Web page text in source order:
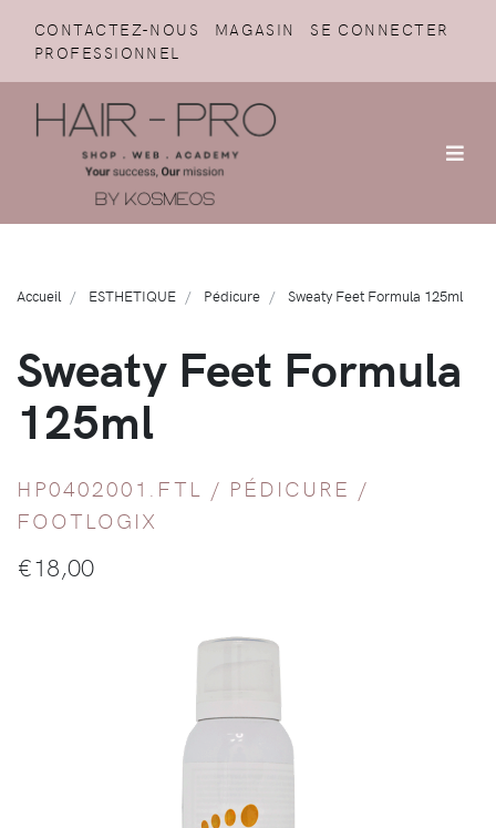
CONTACTEZ-NOUS MAGASIN
SE CONNECTER
PROFESSIONNEL
Accueil ESTHETIQUE Pédicure Sweaty Feet Formula 125ml
Sweaty Feet Formula
125ml
HP0402001.FTL / PÉDICURE /
FOOTLOGIX
€18,00